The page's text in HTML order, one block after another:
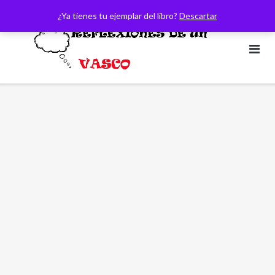
¿Ya tienes tu ejemplar del libro? Descartar
contenido